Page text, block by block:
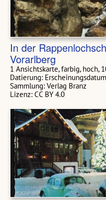
In der
Vorarlberg
1 Ansichtskarte, farbig, hoch,
Datierung:
Sammlung: Verlag Branz
Lizenz: CC BY 4.0